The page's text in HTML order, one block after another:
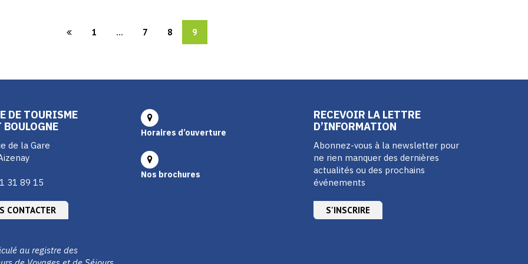
1 ... 7 8 9
DE TOURISME
de la Gare
31 89 15
CONTACTER
au registre des
Horaires d’ouverture
Nos brochures
RECEVOIR LA LETTRE
D’INFORMATION
Abonnez-vous à la newsletter pour
ne rien manquer des dernières
actualités ou des prochains
événements
S'INSCRIRE